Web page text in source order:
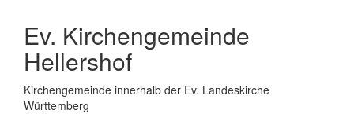
Ev. Kirchengemeinde
Hellershof
Kirchengemeinde innerhalb der Ev. Landeskirche
Württemberg